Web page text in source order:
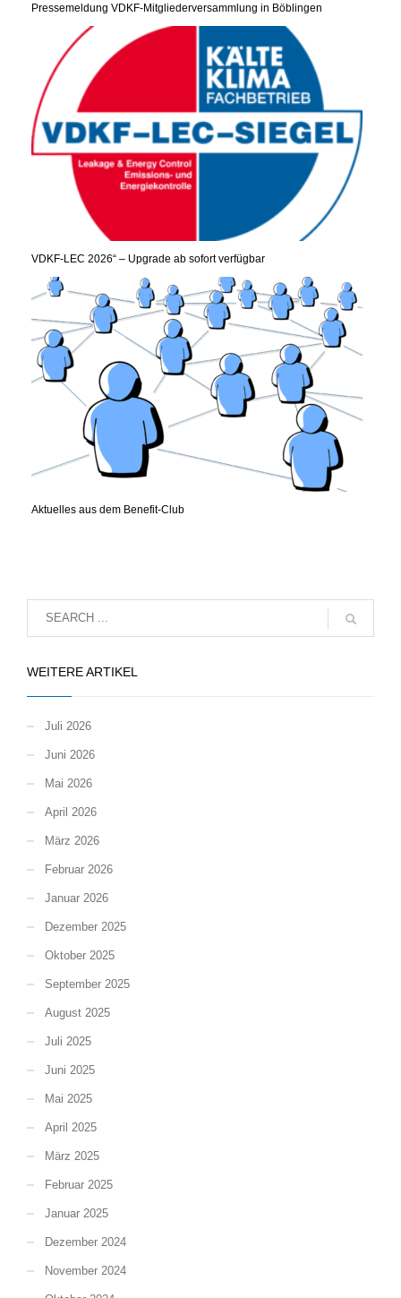
Pressemeldung VDKF-Mitgliederversammlung in Böblingen
VDKF-LEC 2026“ – Upgrade ab sofort verfügbar
Aktuelles aus dem Benefit-Club
WEITERE ARTIKEL
Juli 2026
Juni 2026
Mai 2026
April 2026
März 2026
Februar 2026
Januar 2026
Dezember 2025
Oktober 2025
September 2025
August 2025
Juli 2025
Juni 2025
Mai 2025
April 2025
März 2025
Februar 2025
Januar 2025
Dezember 2024
November 2024